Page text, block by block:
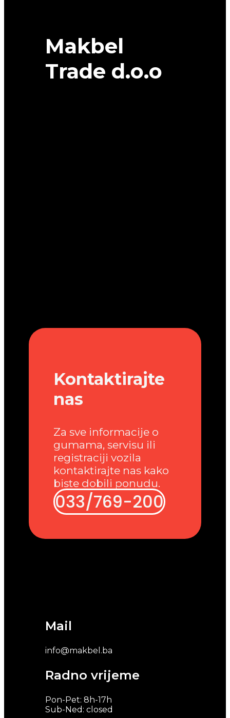
Makbel
Trade d.o.o
Mail
info@makbel.ba
Radno vrijeme
Pon-Pet: 8h-17h
Sub-Ned: closed
Kontaktirajte
nas
Za sve informacije o
gumama, servisu ili
registraciji vozila
kontaktirajte nas kako
biste dobili ponudu.
033/769-200